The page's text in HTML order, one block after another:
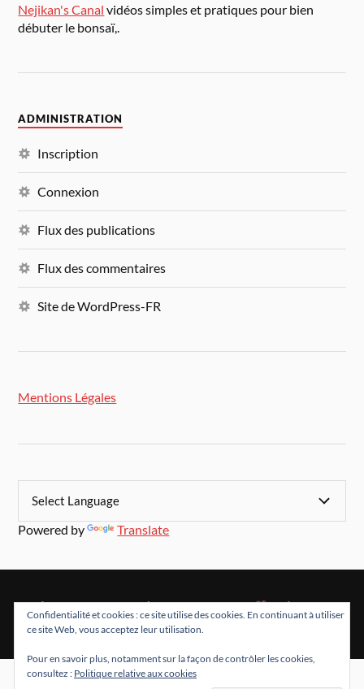
Nejikan's Canal vidéos simples et pratiques pour bien
débuter le bonsaï,.
ADMINISTRATION
Inscription
Connexion
Flux des publications
Flux des commentaires
Site de WordPress-FR
Mentions Légales
Powered by Translate
FIÈREMENT PROPULSÉ PARWORDPRESS & THÈME PAR
Confidentialité et cookies : ce site utilise des cookies. En continuant à utiliser
ce site Web, vous acceptez leur utilisation.
Pour en savoir plus, notamment sur la façon de contrôler les cookies,
consultez : Politique relative aux cookies